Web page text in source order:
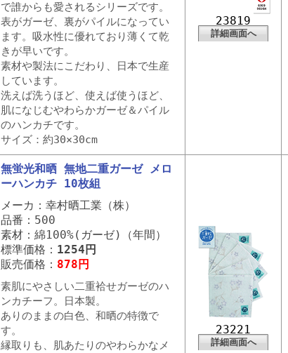
で誰からも愛されるシリーズです。
表がガーゼ、裏がパイルになってい
ます。吸水性に優れており薄くて乾
きが早いです。
素材や製法にこだわり、日本で生産
しています。
洗えば洗うほど、使えば使うほど、
肌になじむやわらかガーゼ＆パイル
のハンカチです。
サイズ：約30×30cm
23819
詳細画面へ
無蛍光和晒 無地二重ガーゼ メロ
ーハンカチ 10枚組
メーカ：幸村晒工業（株）
品番：500
素材：綿100%(ガーゼ)（年間）
標準価格： 1254円
販売価格： 878円
素肌にやさしい二重袷せガーゼのハ
ンカチーフ。日本製。
ありのままの白色、和晒の特徴で
す。
縁取りも、肌あたりのやわらかなメ
23221
詳細画面へ